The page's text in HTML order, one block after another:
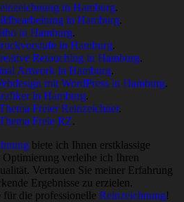
in Hamburg.
in Hamburg.
in Hamburg.
in Hamburg.
Retouching in Hamburg.
Artwork in Hamburg.
mit WordPress in Hamburg.
in Hamburg.
Freier Reinzeichner.
Freie RZ.
biete ich Ihnen erstklassige
Optimierung verleihe ich Ihren
Vertrauen Sie meiner Erfahrung
Ergebnisse zu erzielen.
für die professionelle Reinzeichnung!